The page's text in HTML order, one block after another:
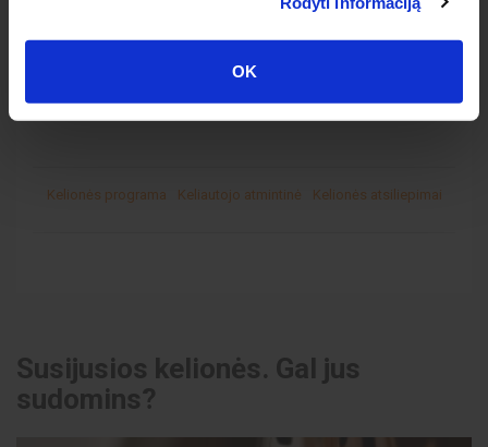
OK
Kelionės programa Keliautojo atmintinė Kelionės atsiliepimai
Susijusios kelionės. Gal jus
sudomins?